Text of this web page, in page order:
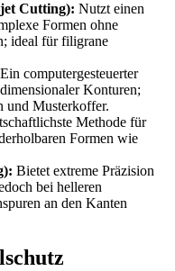
Cutting): Nutzt einen
Formen ohne
ideal für filigrane
Ein computergesteuerter
Konturen;
und Musterkoffer.
Methode für
Formen wie
Bietet extreme Präzision
bei helleren
an den Kanten